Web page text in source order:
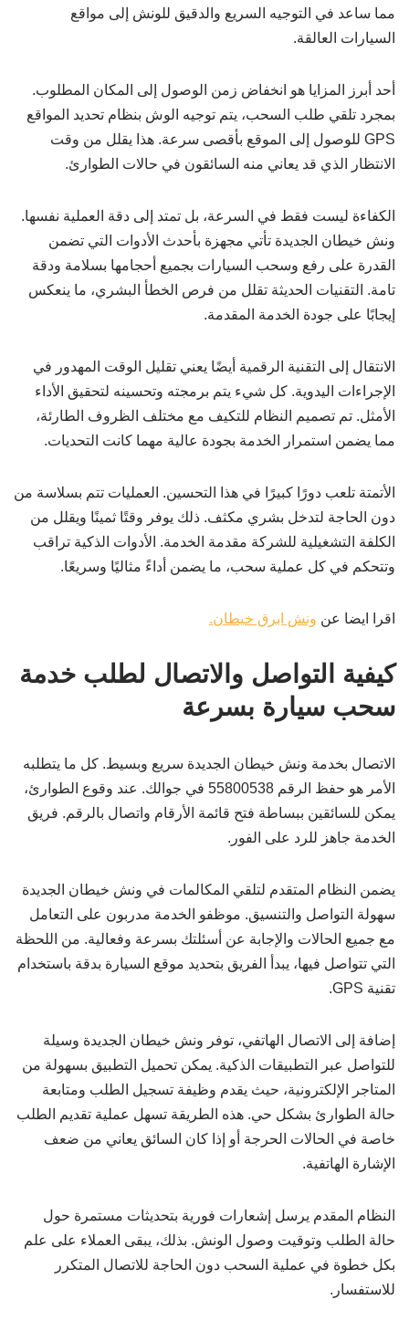
مما ساعد في التوجيه السريع والدقيق للونش إلى مواقع
السيارات العالقة.
أحد أبرز المزايا هو انخفاض زمن الوصول إلى المكان المطلوب.
بمجرد تلقي طلب السحب، يتم توجيه الوش بنظام تحديد المواقع
GPS للوصول إلى الموقع بأقصى سرعة. هذا يقلل من وقت
الانتظار الذي قد يعاني منه السائقون في حالات الطوارئ.
الكفاءة ليست فقط في السرعة، بل تمتد إلى دقة العملية نفسها.
ونش خيطان الجديدة تأتي مجهزة بأحدث الأدوات التي تضمن
القدرة على رفع وسحب السيارات بجميع أحجامها بسلامة ودقة
تامة. التقنيات الحديثة تقلل من فرص الخطأ البشري، ما ينعكس
إيجابًا على جودة الخدمة المقدمة.
الانتقال إلى التقنية الرقمية أيضًا يعني تقليل الوقت المهدور في
الإجراءات اليدوية. كل شيء يتم برمجته وتحسينه لتحقيق الأداء
الأمثل. تم تصميم النظام للتكيف مع مختلف الظروف الطارئة،
مما يضمن استمرار الخدمة بجودة عالية مهما كانت التحديات.
الأتمتة تلعب دورًا كبيرًا في هذا التحسين. العمليات تتم بسلاسة من
دون الحاجة لتدخل بشري مكثف. ذلك يوفر وقتًا ثمينًا ويقلل من
الكلفة التشغيلية للشركة مقدمة الخدمة. الأدوات الذكية تراقب
وتتحكم في كل عملية سحب، ما يضمن أداءً مثاليًا وسريعًا.
اقرا ايضا عن ونش ابرق خيطان.
كيفية التواصل والاتصال لطلب خدمة
سحب سيارة بسرعة
الاتصال بخدمة ونش خيطان الجديدة سريع وبسيط. كل ما يتطلبه
الأمر هو حفظ الرقم 55800538 في جوالك. عند وقوع الطوارئ،
يمكن للسائقين ببساطة فتح قائمة الأرقام واتصال بالرقم. فريق
الخدمة جاهز للرد على الفور.
يضمن النظام المتقدم لتلقي المكالمات في ونش خيطان الجديدة
سهولة التواصل والتنسيق. موظفو الخدمة مدربون على التعامل
مع جميع الحالات والإجابة عن أسئلتك بسرعة وفعالية. من اللحظة
التي تتواصل فيها، يبدأ الفريق بتحديد موقع السيارة بدقة باستخدام
تقنية GPS.
إضافة إلى الاتصال الهاتفي، توفر ونش خيطان الجديدة وسيلة
للتواصل عبر التطبيقات الذكية. يمكن تحميل التطبيق بسهولة من
المتاجر الإلكترونية، حيث يقدم وظيفة تسجيل الطلب ومتابعة
حالة الطوارئ بشكل حي. هذه الطريقة تسهل عملية تقديم الطلب
خاصة في الحالات الحرجة أو إذا كان السائق يعاني من ضعف
الإشارة الهاتفية.
النظام المقدم يرسل إشعارات فورية بتحديثات مستمرة حول
حالة الطلب وتوقيت وصول الونش. بذلك، يبقى العملاء على علم
بكل خطوة في عملية السحب دون الحاجة للاتصال المتكرر
للاستفسار.